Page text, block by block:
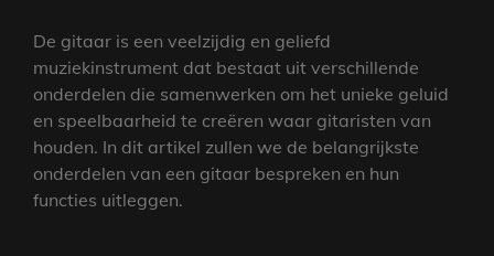
De gitaar is een veelzijdig en geliefd
muziekinstrument dat bestaat uit verschillende
onderdelen die samenwerken om het unieke geluid
en speelbaarheid te creëren waar gitaristen van
houden. In dit artikel zullen we de belangrijkste
onderdelen van een gitaar bespreken en hun
functies uitleggen.